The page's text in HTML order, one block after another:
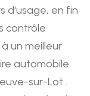
d'usage, en fin
contrôle
un meilleur
automobile.
sur-Lot .